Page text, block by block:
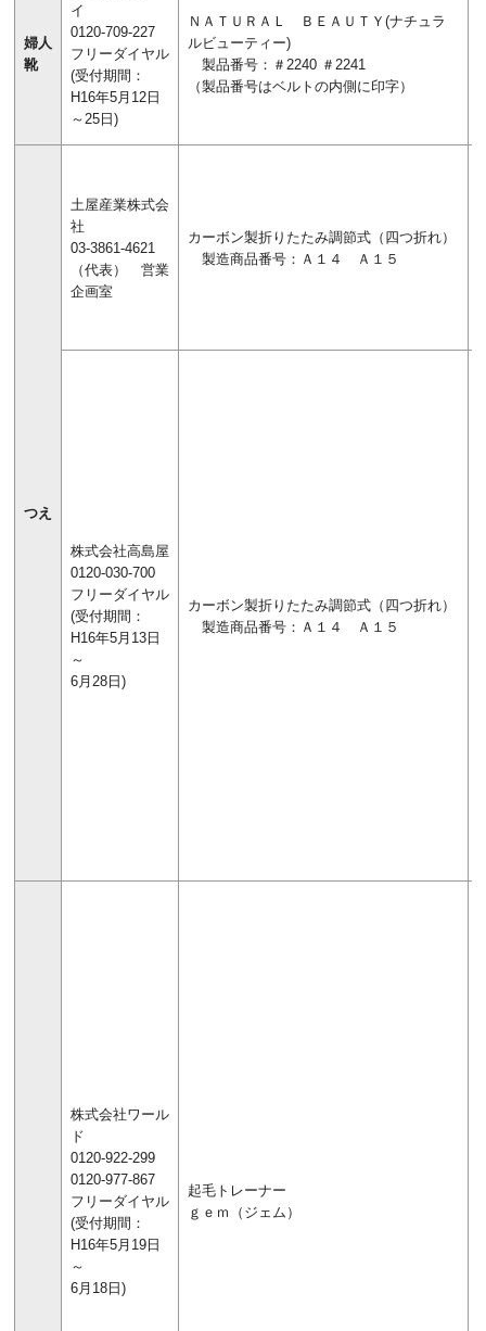
婦人
靴
イ
0120-709-227
フリーダイヤル
(受付期間：
H16年5月12日
～25日)
ＮＡＴＵＲＡＬ ＢＥＡＵＴＹ(ナチュラ
ルビューティー)
製品番号：＃2240 ＃2241
（製品番号はベルトの内側に印字）
つえ
土屋産業株式会
社
03-3861-4621
（代表） 営業
企画室
カーボン製折りたたみ調節式（四つ折れ）
製造商品番号：Ａ１４ Ａ１５
株式会社高島屋
0120-030-700
フリーダイヤル
(受付期間：
H16年5月13日
～
6月28日)
カーボン製折りたたみ調節式（四つ折れ）
製造商品番号：Ａ１４ Ａ１５
株式会社ワール
ド
0120-922-299
0120-977-867
フリーダイヤル
(受付期間：
H16年5月19日
～
6月18日)
起毛トレーナー
ｇｅｍ（ジェム）